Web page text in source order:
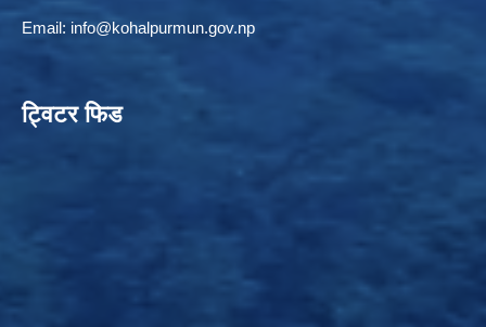
Email: info@kohalpurmun.gov.np
ट्विटर फिड